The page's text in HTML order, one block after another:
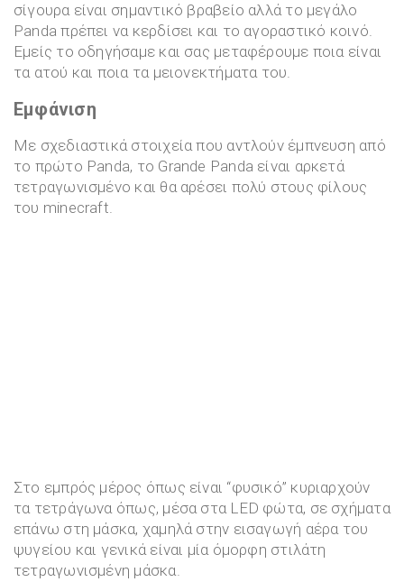
σίγουρα είναι σημαντικό βραβείο αλλά το μεγάλο
Panda πρέπει να κερδίσει και το αγοραστικό κοινό.
Εμείς το οδηγήσαμε και σας μεταφέρουμε ποια είναι
τα ατού και ποια τα μειονεκτήματα του.
Εμφάνιση
Με σχεδιαστικά στοιχεία που αντλούν έμπνευση από
το πρώτο Panda, το Grande Panda είναι αρκετά
τετραγωνισμένο και θα αρέσει πολύ στους φίλους
του minecraft.
Στο εμπρός μέρος όπως είναι “φυσικό” κυριαρχούν
τα τετράγωνα όπως, μέσα στα LED φώτα, σε σχήματα
επάνω στη μάσκα, χαμηλά στην εισαγωγή αέρα του
ψυγείου και γενικά είναι μία όμορφη στιλάτη
τετραγωνισμένη μάσκα.